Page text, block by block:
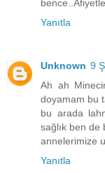
Yanıtla
Unknown 9
Ah ah
doyamam bu
bu arada
sağlık ben
annelerimize
Yanıtla